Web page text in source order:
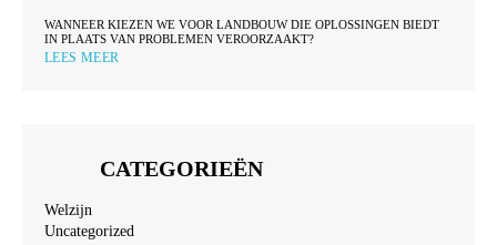
WANNEER KIEZEN WE VOOR LANDBOUW DIE OPLOSSINGEN BIEDT
IN PLAATS VAN PROBLEMEN VEROORZAAKT?
LEES MEER
CATEGORIEËN
Welzijn
Uncategorized